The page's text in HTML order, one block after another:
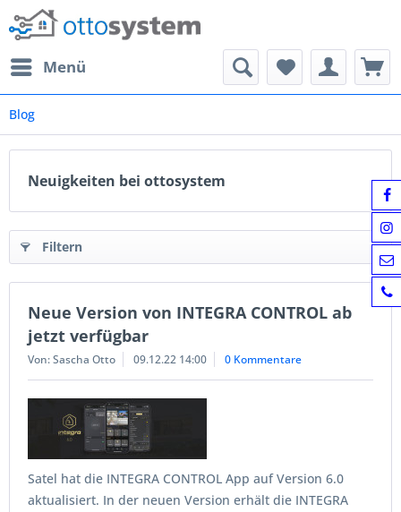
Menü
Blog
Neuigkeiten bei ottosystem
Filtern
Neue Version von INTEGRA CONTROL ab
jetzt verfügbar
Von: Sascha Otto 09.12.22 14:00 0 Kommentare
Satel hat die INTEGRA CONTROL App auf Version 6.0
aktualisiert. In der neuen Version erhält die INTEGRA